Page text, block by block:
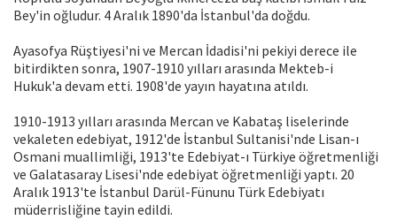
Bey'in oğludur. 4 Aralık 1890'da İstanbul'da doğdu.
Ayasofya Rüştiyesi'ni ve Mercan İdadisi'ni pekiyi derece ile
bitirdikten sonra, 1907-1910 yılları arasında Mekteb-i
Hukuk'a devam etti. 1908'de yayın hayatına atıldı.
1910-1913 yılları arasında Mercan ve Kabataş liselerinde
vekaleten edebiyat, 1912'de İstanbul Sultanisi'nde Lisan-ı
Osmani muallimliği, 1913'te Edebiyat-ı Türkiye öğretmenliği
ve Galatasaray Lisesi'nde edebiyat öğretmenliği yaptı. 20
Aralık 1913'te İstanbul Darül-Fünunu Türk Edebiyatı
müderrisliğine tayin edildi.